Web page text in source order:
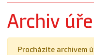
Archiv
Procházíte archivem